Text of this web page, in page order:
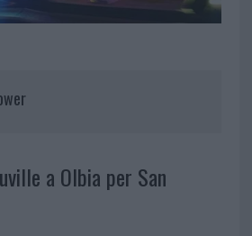
a Olbia per San